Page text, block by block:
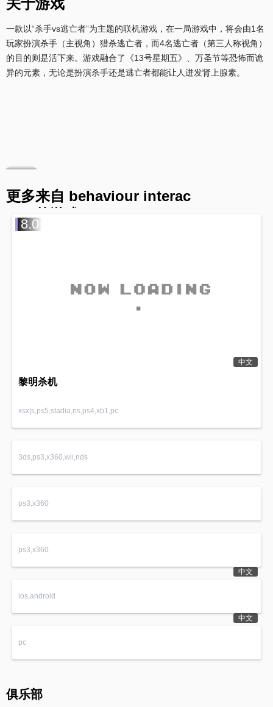
一款以“杀手vs逃亡者”为主题的联机游戏，在一局游戏中，将会由1名
玩家扮演杀手（主视角）猎杀逃亡者，而4名逃亡者（第三人称视角）
的目的则是活下来。游戏融合了《13号星期五》、万圣节等恐怖而诡
异的元素，无论是扮演杀手还是逃亡者都能让人迸发肾上腺素。
更多来自 behaviour interac
tive 的游戏
8.0
中文
黎明杀机
xsx|s,ps5,stadia,ns,ps4,xb1,pc
3ds,ps3,x360,wii,nds
ps3,x360
ps3,x360
中文
ios,android
中文
pc
俱乐部